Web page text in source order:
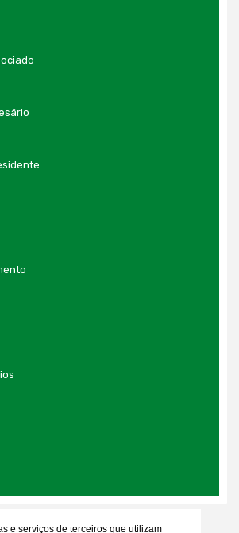
e serviços de terceiros que utilizam